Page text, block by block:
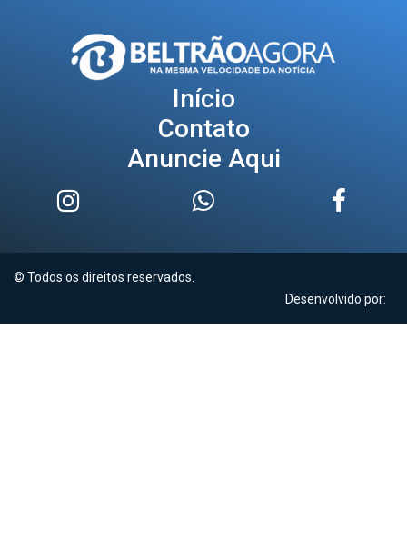
Início
Contato
Anuncie Aqui
© Todos os direitos reservados.
Desenvolvido por: